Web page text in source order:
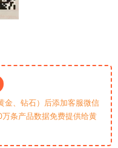
金、钻石）后添加客服微信
条产品数据免费提供给黄